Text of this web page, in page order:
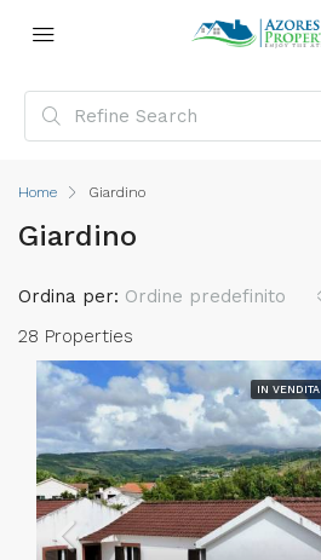
Home Giardino
Giardino
28 Properties
Ordina per: Ordine predefinito
IN VENDITA